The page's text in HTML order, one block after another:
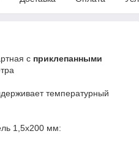
с приклепанными
температурный
1,5х200 мм: